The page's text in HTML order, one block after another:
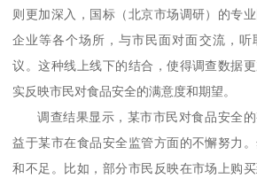
则更加深入，国标 （北京市场调研） 的专
企业等各个场所，与市民面对面交流，听
议。这种线上线下的结合，使得调查数据
实反映市民对食品安全的满意度和期望。
调查结果显示，某市市民对食品安全
益于某市在食品安全监管方面的不懈努力
和不足。比如，部分市民反映在市场上购